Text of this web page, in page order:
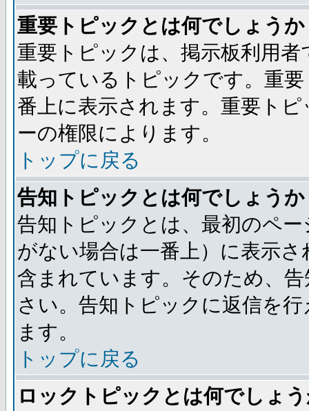
重要トピックとは何でしょうか
重要トピックは、掲示板利用
載っているトピックです。重
番上に表示されます。重要ト
ーの権限によります。
トップに戻る
告知トピックとは何でしょうか
告知トピックとは、最初のペ
がない場合は一番上）に表示
含まれています。そのため、
さい。告知トピックに返信を
ます。
トップに戻る
ロックトピックとは何でしょ